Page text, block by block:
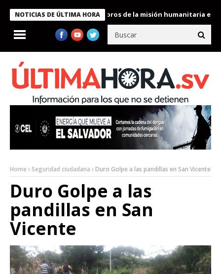
NOTICIAS DE ÚLTIMA HORA
Bukele condecora a miembros de la misión humanitaria enviada
Home Seguridad ciudadana Duro Golpe a las pandillas en San Vicente
Duro Golpe a las
pandillas en San
Vicente